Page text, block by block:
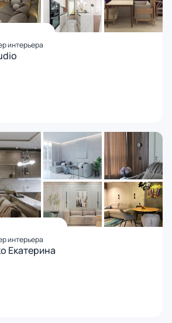
интерьера
интерьера
Екатерина